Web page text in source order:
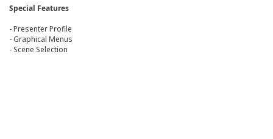
Special Features
- Presenter Profile
- Graphical Menus
- Scene Selection